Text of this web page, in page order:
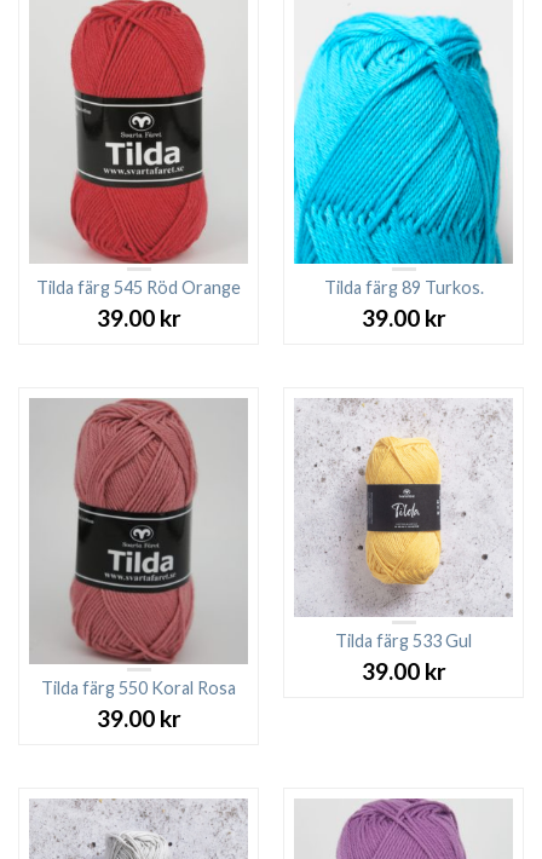
Tilda färg 545 Röd Orange
39.00 kr
Tilda färg 89 Turkos.
39.00 kr
Tilda färg 550 Koral Rosa
39.00 kr
Tilda färg 533 Gul
39.00 kr